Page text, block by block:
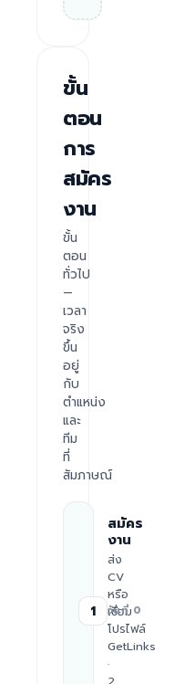
ขั้น
ตอน
การ
สมัคร
งาน
ขั้น
ตอน
ทั่วไป
—
เวลา
จริง
ขึ้น
อยู่
กับ
ตำแหน่ง
และ
ทีม
ที่
สัมภาษณ์
1
สมัคร
งาน
ส่ง
CV
หรือ
เชื่อม
โปรไฟล์
GetLinks
·
วันที่ 0